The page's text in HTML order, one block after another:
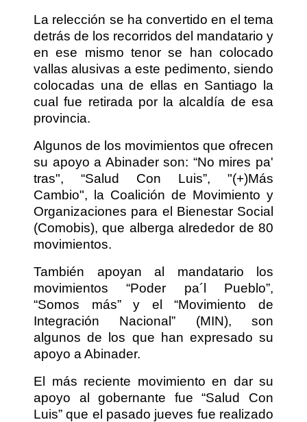
La relección se ha convertido en el tema
detrás de los recorridos del mandatario y
en ese mismo tenor se han colocado
vallas alusivas a este pedimento, siendo
colocadas una de ellas en Santiago la
cual fue retirada por la alcaldía de esa
provincia.
Algunos de los movimientos que ofrecen
su apoyo a Abinader son: “No mires pa'
tras", “Salud Con Luis”, "(+)Más
Cambio", la Coalición de Movimiento y
Organizaciones para el Bienestar Social
(Comobis), que alberga alrededor de 80
movimientos.
También apoyan al mandatario los
movimientos “Poder pa´l Pueblo”,
“Somos más” y el “Movimiento de
Integración Nacional” (MIN), son
algunos de los que han expresado su
apoyo a Abinader.
El más reciente movimiento en dar su
apoyo al gobernante fue “Salud Con
Luis” que el pasado jueves fue realizado